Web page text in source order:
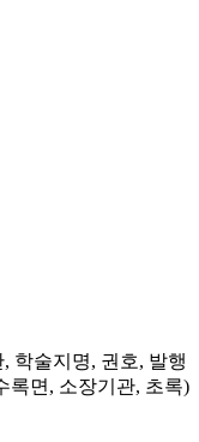
학술지명, 권호, 발행
록면, 소장기관, 초록)